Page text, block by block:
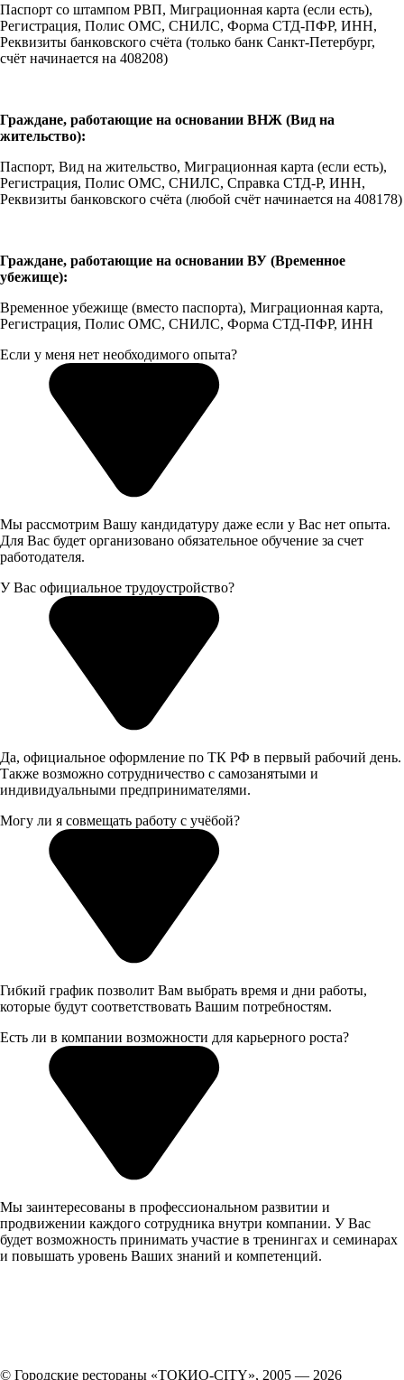
Паспорт со штампом РВП, Миграционная карта (если есть),
Регистрация, Полис ОМС, СНИЛС, Форма СТД-ПФР, ИНН,
Реквизиты банковского счёта (только банк Санкт-Петербург,
счёт начинается на 408208)
Граждане, работающие на основании ВНЖ (Вид на
жительство):
Паспорт, Вид на жительство, Миграционная карта (если есть),
Регистрация, Полис ОМС, СНИЛС, Справка СТД-Р, ИНН,
Реквизиты банковского счёта (любой счёт начинается на 408178)
Граждане, работающие на основании ВУ (Временное
убежище):
Временное убежище (вместо паспорта), Миграционная карта,
Регистрация, Полис ОМС, СНИЛС, Форма СТД-ПФР, ИНН
Если у меня нет необходимого опыта?
Мы рассмотрим Вашу кандидатуру даже если у Вас нет опыта.
Для Вас будет организовано обязательное обучение за счет
работодателя.
У Вас официальное трудоустройство?
Да, официальное оформление по ТК РФ в первый рабочий день.
Также возможно сотрудничество с самозанятыми и
индивидуальными предпринимателями.
Могу ли я совмещать работу с учёбой?
Гибкий график позволит Вам выбрать время и дни работы,
которые будут соответствовать Вашим потребностям.
Есть ли в компании возможности для карьерного роста?
Мы заинтересованы в профессиональном развитии и
продвижении каждого сотрудника внутри компании. У Вас
будет возможность принимать участие в тренингах и семинарах
и повышать уровень Ваших знаний и компетенций.
© Городские рестораны «ТОКИО-CITY», 2005 — 2026